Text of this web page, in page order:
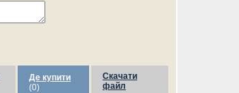
Де купити
(0)
Скачати
файл